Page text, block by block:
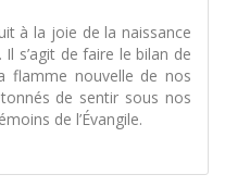
à la joie de la naissance
s’agit de faire le bilan de
flamme nouvelle de nos
de sentir sous nos
de l’Évangile.